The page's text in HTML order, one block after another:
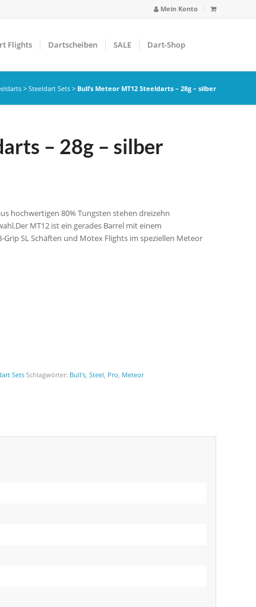
Mein Konto
Flights Dartscheiben SALE Dart-Shop
> Steeldart Sets > Bull’s Meteor MT12 Steeldarts – 28g – silber
– 28g – silber
hochwertigen 80% Tungsten stehen dreizehn
MT12 ist ein gerades Barrel mit einem
Grip SL Schäften und Motex Flights im speziellen Meteor
Sets Schlagwörter: Bull's ,Steel Pro Meteor